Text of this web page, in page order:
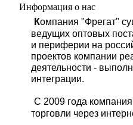
Информация о нас
Компания "Фрегат"
ведущих оптовых
и периферии на
проектов компании
деятельности -
интеграции.
С 2009 года
торговли через